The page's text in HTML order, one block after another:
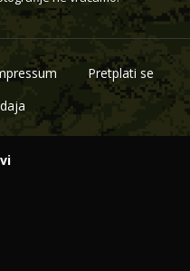
Pretplati se